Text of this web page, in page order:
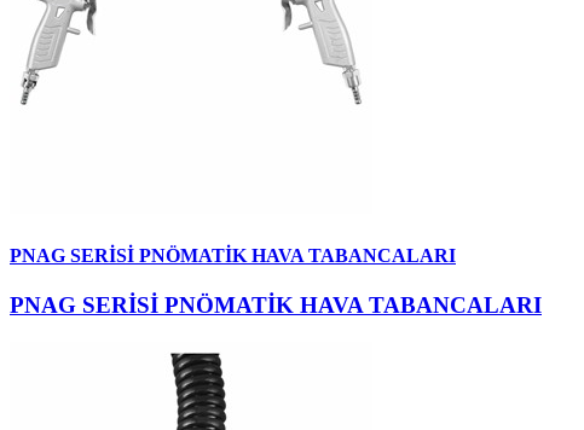
PNAG SERİSİ PNÖMATİK HAVA TABANCALARI
PNAG SERİSİ PNÖMATİK HAVA TABANCALARI